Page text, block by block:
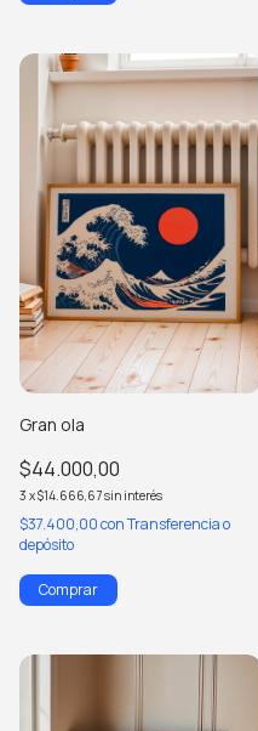
Gran ola
$44.000,00
3 x$14.666,67sin interés
$37.400,00conTransferencia o
depósito
Comprar